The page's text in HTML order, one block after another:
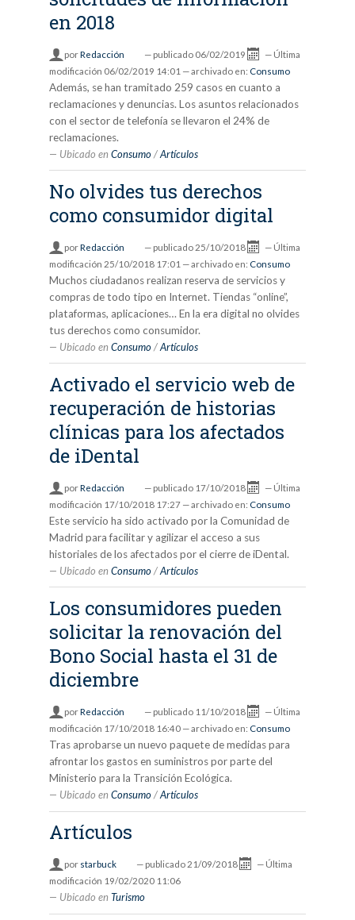
en 2018
porRedacción — publicado 06/02/2019 — Última
modificación 06/02/2019 14:01 — archivado en: Consumo
Además, se han tramitado 259 casos en cuanto a
reclamaciones y denuncias. Los asuntos relacionados
con el sector de telefonía se llevaron el 24% de
reclamaciones.
Ubicado en Consumo /Artículos
No olvides tus derechos
como consumidor digital
porRedacción — publicado 25/10/2018 — Última
modificación 25/10/2018 17:01 — archivado en: Consumo
Muchos ciudadanos realizan reserva de servicios y
compras de todo tipo en Internet. Tiendas “online”,
plataformas, aplicaciones… En la era digital no olvides
tus derechos como consumidor.
Ubicado en Consumo /Artículos
Activado el servicio web de
recuperación de historias
clínicas para los afectados
de iDental
porRedacción — publicado 17/10/2018 — Última
modificación 17/10/2018 17:27 — archivado en: Consumo
Este servicio ha sido activado por la Comunidad de
Madrid para facilitar y agilizar el acceso a sus
historiales de los afectados por el cierre de iDental.
Ubicado en Consumo /Artículos
Los consumidores pueden
solicitar la renovación del
Bono Social hasta el 31 de
diciembre
porRedacción — publicado 11/10/2018 — Última
modificación 17/10/2018 16:40 — archivado en: Consumo
Tras aprobarse un nuevo paquete de medidas para
afrontar los gastos en suministros por parte del
Ministerio para la Transición Ecológica.
Ubicado en Consumo /Artículos
Artículos
por starbuck — publicado 21/09/2018 — Última
modificación 19/02/2020 11:06
Ubicado en Turismo